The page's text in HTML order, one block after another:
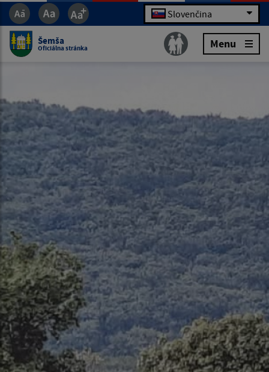
Slovenčina
Šemša
Oficiálna stránka Menu